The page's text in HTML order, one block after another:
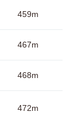
459m
467m
468m
472m